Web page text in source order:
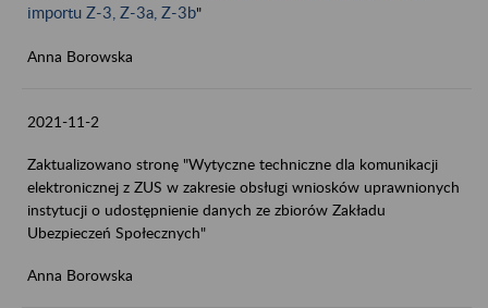
importu Z-3, Z-3a, Z-3b"
Anna Borowska
2021-11-2
Zaktualizowano stronę "Wytyczne techniczne dla komunikacji
elektronicznej z ZUS w zakresie obsługi wniosków uprawnionych
instytucji o udostępnienie danych ze zbiorów Zakładu
Ubezpieczeń Społecznych"
Anna Borowska